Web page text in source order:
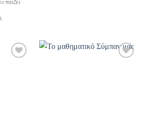
παίζει